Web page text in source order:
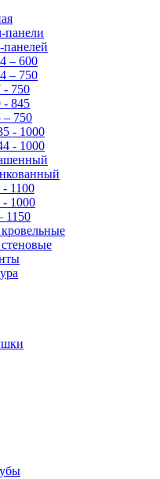
панели
– 600
– 750
750
845
750
- 1000
- 1000
1100
1000
1150